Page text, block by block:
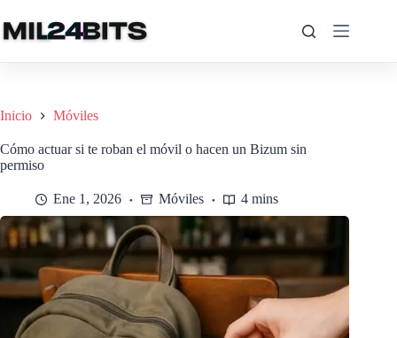
al
contenido
Inicio Móviles
Cómo actuar si te roban el móvil o hacen un Bizum sin
permiso
Ene 1, 2026 Móviles 4 mins